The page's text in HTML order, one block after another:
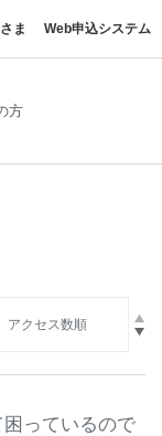
ま Web申込システム
方
っているので